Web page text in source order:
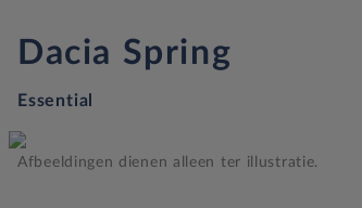
Dacia Spring
Essential
Afbeeldingen dienen alleen ter illustratie.